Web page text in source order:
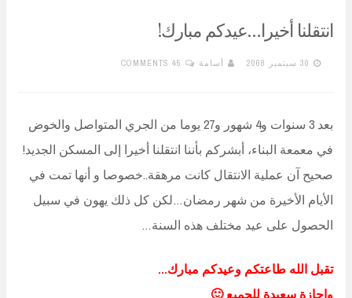
انتقلنا أخيرا…عيدكم مبارك!
30 سبتمبر 2008 أسامة 45 COMMENTS
بعد 3 سنوات و4 شهور و27 يوما من الجري المتواصل والخوض
في معمعة البناء، أبشركم بأننا انتقلنا أخيرا إلى المسكن الجديد!
صحيح آن عملية الانتقال كانت مرهقة..خصوصا و أنها تمت في
الأيام الأخيرة من شهر رمضان…لكن كل ذلك يهون في سبيل
الحصول على عيد مختلف هذه السنة…
تقبل الله طاعتكم وعيدكم مبارك…
واجازة سعيدة للجميع 🙂